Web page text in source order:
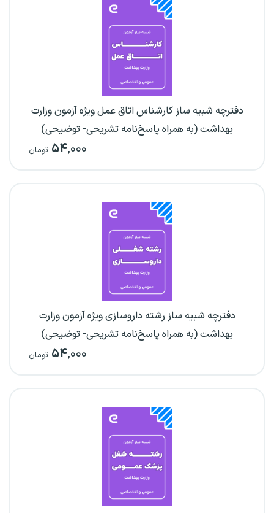
دفترچه شبیه ساز کارشناس اتاق عمل ویژه آزمون وزارت
بهداشت (به همراه پاسخ‌نامه تشریحی- توضیحی)
۵۴,۰۰۰ تومان
دفترچه شبیه ساز رشته داروسازی ویژه آزمون وزارت
بهداشت (به همراه پاسخ‌نامه تشریحی- توضیحی)
۵۴,۰۰۰ تومان